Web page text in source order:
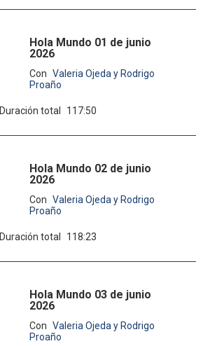
Hola Mundo 01 de junio
2026
Con Valeria Ojeda y Rodrigo
Proaño
Duración total 117:50
Hola Mundo 02 de junio
2026
Con Valeria Ojeda y Rodrigo
Proaño
Duración total 118:23
Hola Mundo 03 de junio
2026
Con Valeria Ojeda y Rodrigo
Proaño